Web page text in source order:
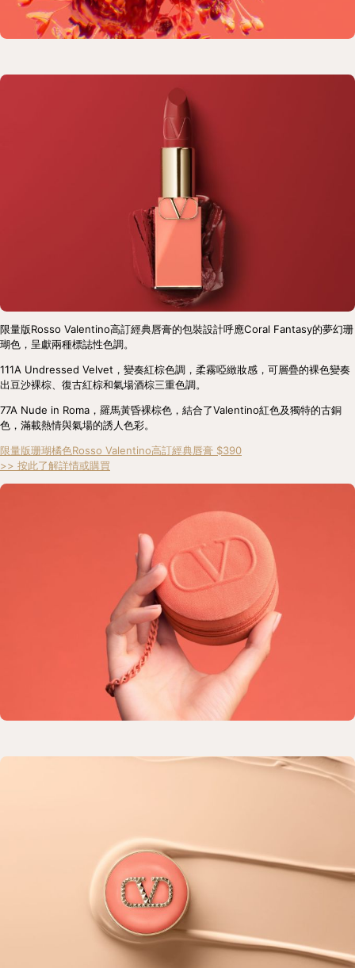
限量版Rosso Valentino高訂經典唇膏的包裝設計呼應Coral Fantasy的夢幻珊
瑚色，呈獻兩種標誌性色調。
111A Undressed Velvet，變奏紅棕色調，柔霧啞緻妝感，可層疊的裸色變奏
出豆沙裸棕、復古紅棕和氣場酒棕三重色調。
77A Nude in Roma，羅馬黃昏裸棕色，結合了Valentino紅色及獨特的古銅
色，滿載熱情與氣場的誘人色彩。
限量版珊瑚橘色Rosso Valentino高訂經典唇膏 $390
>> 按此了解詳情或購買